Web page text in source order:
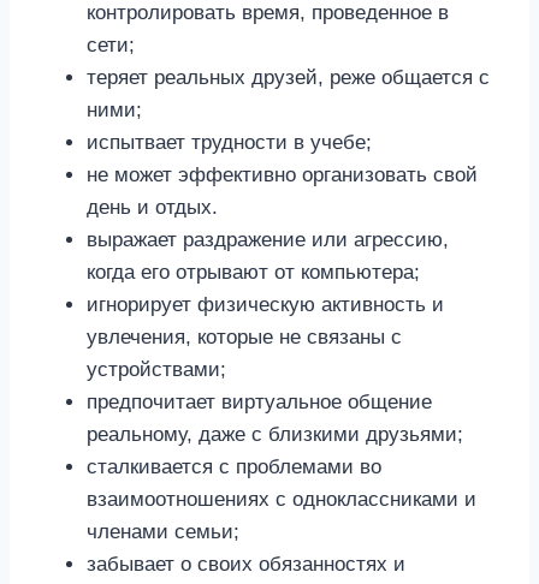
контролировать время, проведенное в
сети;
теряет реальных друзей, реже общается с
ними;
испытвает трудности в учебе;
не может эффективно организовать свой
день и отдых.
выражает раздражение или агрессию,
когда его отрывают от компьютера;
игнорирует физическую активность и
увлечения, которые не связаны с
устройствами;
предпочитает виртуальное общение
реальному, даже с близкими друзьями;
сталкивается с проблемами во
взаимоотношениях с одноклассниками и
членами семьи;
забывает о своих обязанностях и